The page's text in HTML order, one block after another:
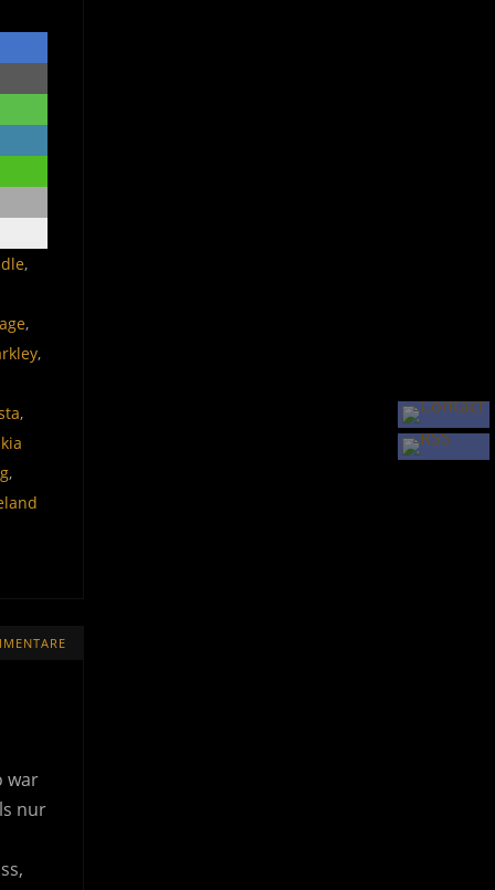
,
,
,
,
,
war
nur